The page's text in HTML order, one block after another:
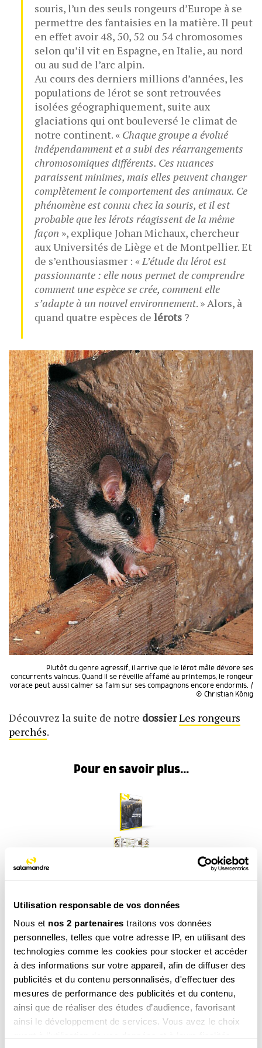
Utilisation responsable de vos données
Nous et nos 2 partenaires traitons vos données
personnelles, telles que votre adresse IP, en utilisant des
technologies comme les cookies pour stocker et accéder
à des informations sur votre appareil, afin de diffuser des
publicités et du contenu personnalisés, d'effectuer des
mesures de performance des publicités et du contenu,
ainsi que de réaliser des études d’audience, favorisant
ainsi le développement de services. Vous avez le choix
souris, l’un des seuls rongeurs d’Europe à se
permettre des fantaisies en la matière. Il peut
en effet avoir 48, 50, 52 ou 54 chromosomes
selon qu’il vit en Espagne, en Italie, au nord
ou au sud de l’arc alpin.
Au cours des derniers millions d’années, les
populations de lérot se sont retrouvées
isolées géographiquement, suite aux
glaciations qui ont bouleversé le climat de
notre continent. « Chaque groupe a évolué
indépendamment et a subi des réarrangements
chromosomiques différents. Ces nuances
paraissent minimes, mais elles peuvent changer
complètement le comportement des animaux. Ce
phénomène est connu chez la souris, et il est
probable que les lérots réagissent de la même
façon », explique Johan Michaux, chercheur
aux Universités de Liège et de Montpellier. Et
de s’enthousiasmer : «L’étude du lérot est
passionnante : elle nous permet de comprendre
comment une espèce se crée, comment elle
s’adapte à un nouvel environnement. » Alors, à
quand quatre espèces de lérots?
Plutôt du genre agressif, il arrive que le lérot mâle dévore ses
concurrents vaincus. Quand il se réveille affamé au printemps, le rongeur
vorace peut aussi calmer sa faim sur ses compagnons encore endormis. /
© Christian König
Découvrez la suite de notre dossierLes rongeurs
perchés.
Pour en savoir plus...
39.00€
COMMANDER